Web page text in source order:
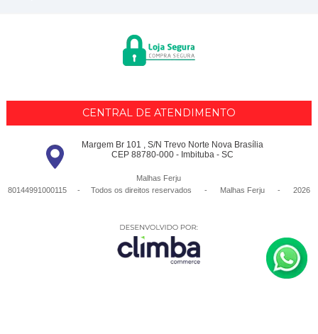
CENTRAL DE ATENDIMENTO
Margem Br 101 , S/N Trevo Norte Nova Brasília
CEP 88780-000 - Imbituba - SC
Malhas Ferju
80144991000115 - Todos os direitos reservados
- Malhas Ferju - 2026